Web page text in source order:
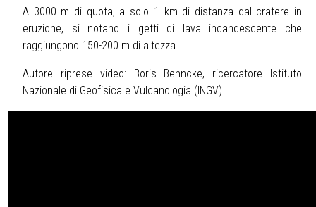
A 3000 m di quota, a solo 1 km di distanza dal cratere in
eruzione, si notano i getti di lava incandescente che
raggiungono 150-200 m di altezza.
Autore riprese video: Boris Behncke, ricercatore Istituto
Nazionale di Geofisica e Vulcanologia (INGV)